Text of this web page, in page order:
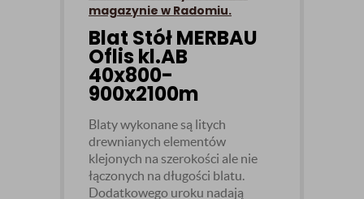
magazynie w Radomiu.
Blat Stół MERBAU
Oflis kl.AB
40x800-
900x2100m
Blaty wykonane są litych
drewnianych elementów
klejonych na szerokości ale nie
łączonych na długości blatu.
Dodatkowego uroku nadają